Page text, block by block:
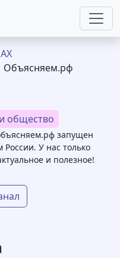
Объясняем.рф
общество
запущен
России. У нас только
и полезное!